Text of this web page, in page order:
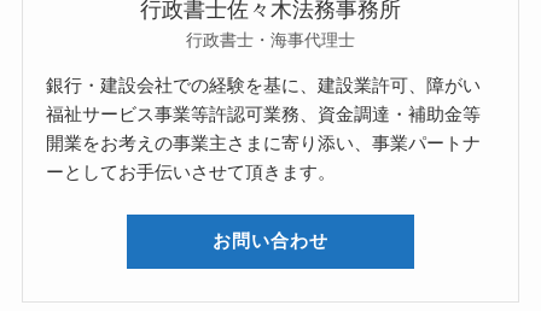
行政書士佐々木法務事務所
行政書士・海事代理士
銀行・建設会社での経験を基に、建設業許可、障がい
福祉サービス事業等許認可業務、資金調達・補助金等
開業をお考えの事業主さまに寄り添い、事業パートナ
ーとしてお手伝いさせて頂きます。
お問い合わせ